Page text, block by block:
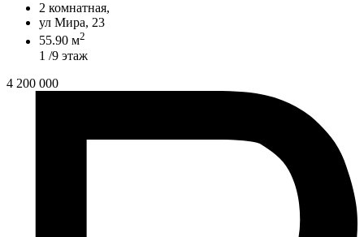
2 комнатная,
ул Мира, 23
55.90 м2
1 /9 этаж
4 200 000